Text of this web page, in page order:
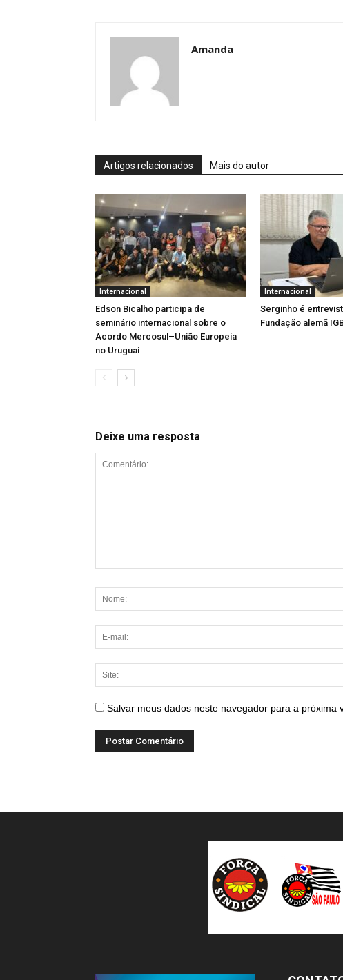
Amanda
Artigos relacionados Mais do autor
Internacional
Edson Bicalho participa de
seminário internacional sobre o
Acordo Mercosul–União Europeia
no Uruguai
Internacional
Serginho é
Fundação alemã
Deixe uma resposta
Salvar meus dados neste navegador para a próxima